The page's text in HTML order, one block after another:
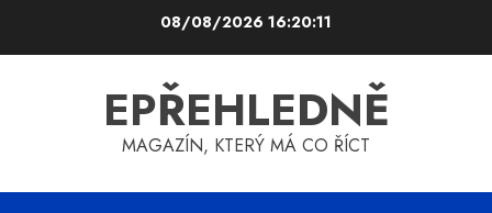
08/08/2026 16:20:11
EPŘEHLEDNĚ
MAGAZÍN, KTERÝ MÁ CO ŘÍCT